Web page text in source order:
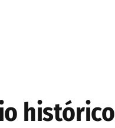
histórico